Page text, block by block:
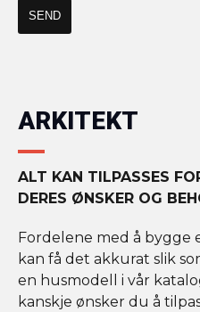
ARKITEKT
ALT KAN TILPASSES
DERES ØNSKER OG
Fordelene med å
kan få det akkurat slik
en husmodell i vår
kanskje ønsker du å